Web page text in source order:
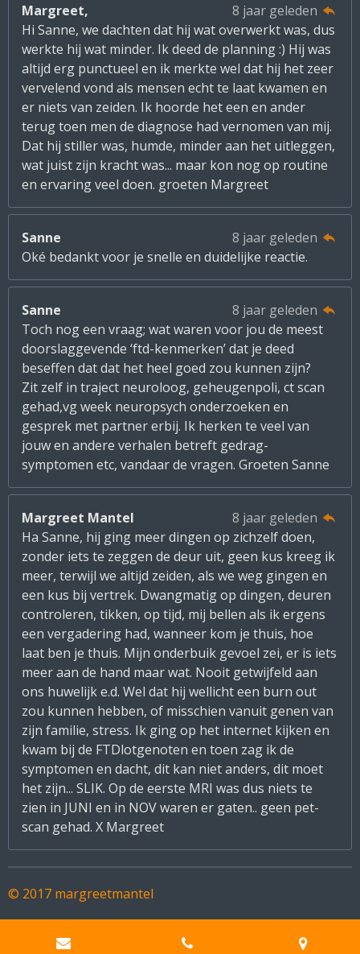
Margreet,
8 jaar geleden
Hi Sanne, we dachten dat hij wat overwerkt was, dus
werkte hij wat minder. Ik deed de planning :) Hij was
altijd erg punctueel en ik merkte wel dat hij het zeer
vervelend vond als mensen echt te laat kwamen en
er niets van zeiden. Ik hoorde het een en ander
terug toen men de diagnose had vernomen van mij.
Dat hij stiller was, humde, minder aan het uitleggen,
wat juist zijn kracht was... maar kon nog op routine
en ervaring veel doen. groeten Margreet
Sanne
8 jaar geleden
Oké bedankt voor je snelle en duidelijke reactie.
Sanne
8 jaar geleden
Toch nog een vraag; wat waren voor jou de meest
doorslaggevende ‘ftd-kenmerken’ dat je deed
beseffen dat dat het heel goed zou kunnen zijn?
Zit zelf in traject neuroloog, geheugenpoli, ct scan
gehad,vg week neuropsych onderzoeken en
gesprek met partner erbij. Ik herken te veel van
jouw en andere verhalen betreft gedrag-
symptomen etc, vandaar de vragen. Groeten Sanne
Margreet Mantel
8 jaar geleden
Ha Sanne, hij ging meer dingen op zichzelf doen,
zonder iets te zeggen de deur uit, geen kus kreeg ik
meer, terwijl we altijd zeiden, als we weg gingen en
een kus bij vertrek. Dwangmatig op dingen, deuren
controleren, tikken, op tijd, mij bellen als ik ergens
een vergadering had, wanneer kom je thuis, hoe
laat ben je thuis. Mijn onderbuik gevoel zei, er is iets
meer aan de hand maar wat. Nooit getwijfeld aan
ons huwelijk e.d. Wel dat hij wellicht een burn out
zou kunnen hebben, of misschien vanuit genen van
zijn familie, stress. Ik ging op het internet kijken en
kwam bij de FTDlotgenoten en toen zag ik de
symptomen en dacht, dit kan niet anders, dit moet
het zijn... SLIK. Op de eerste MRI was dus niets te
zien in JUNI en in NOV waren er gaten.. geen pet-
scan gehad. X Margreet
© 2017 margreetmantel